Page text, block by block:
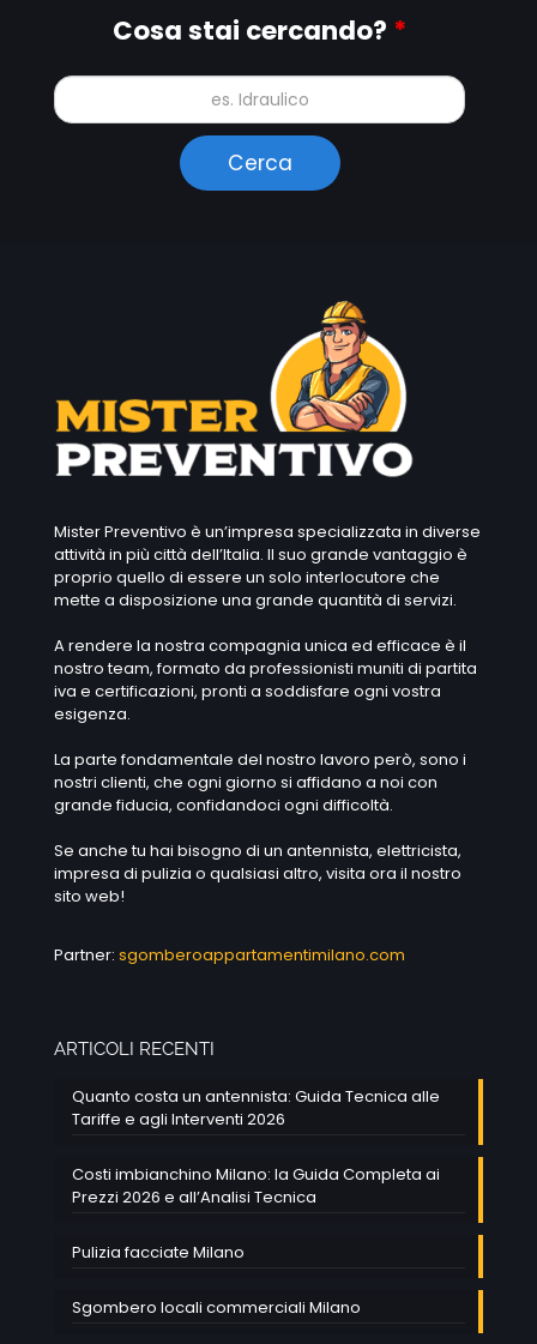
Cosa stai cercando? *
Mister Preventivo è un’impresa specializzata in diverse
attività in più città dell’Italia. Il suo grande vantaggio è
proprio quello di essere un solo interlocutore che
mette a disposizione una grande quantità di servizi.
A rendere la nostra compagnia unica ed efficace è il
nostro team, formato da professionisti muniti di partita
iva e certificazioni, pronti a soddisfare ogni vostra
esigenza.
La parte fondamentale del nostro lavoro però, sono i
nostri clienti, che ogni giorno si affidano a noi con
grande fiducia, confidandoci ogni difficoltà.
Se anche tu hai bisogno di un antennista, elettricista,
impresa di pulizia o qualsiasi altro, visita ora il nostro
sito web!
Partner: sgomberoappartamentimilano.com
ARTICOLI RECENTI
Quanto costa un antennista: Guida Tecnica alle
Tariffe e agli Interventi 2026
Costi imbianchino Milano: la Guida Completa ai
Prezzi 2026 e all’Analisi Tecnica
Pulizia facciate Milano
Sgombero locali commerciali Milano